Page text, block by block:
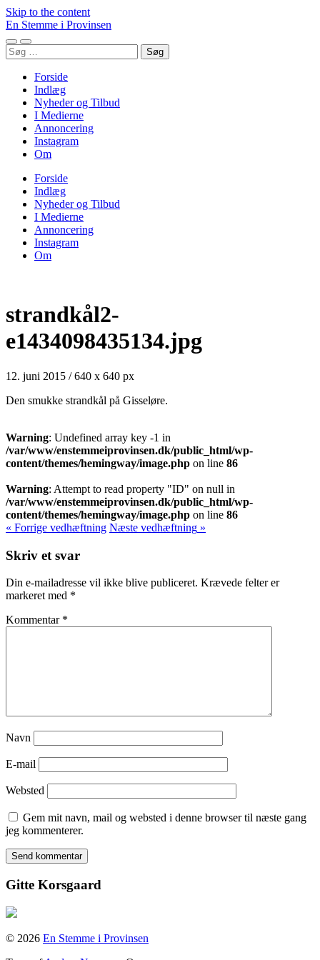
Skip to the content
En Stemme i Provinsen
Toggle
mobile
Toggle
search
Søg
efter:
Forside
Indlæg
Nyheder og Tilbud
I Medierne
Annoncering
Instagram
Om
Forside
Indlæg
Nyheder og Tilbud
I Medierne
Annoncering
Instagram
Om
strandkål2-
e1434098435134.jpg
12. juni 2015 /640 x 640 px
Den smukke strandkål på Gisseløre.
Warning: Undefined array key -1 in
/var/www/enstemmeiprovinsen.dk/public_html/wp-
content/themes/hemingway/image.php on line 86
Warning: Attempt to read property "ID" on null in
/var/www/enstemmeiprovinsen.dk/public_html/wp-
content/themes/hemingway/image.php on line 86
« Forrige vedhæftning Næste vedhæftning »
Skriv et svar
Din e-mailadresse vil ikke blive publiceret. Krævede felter er
markeret med *
Kommentar *
Navn
E-mail
Websted
Gem mit navn, mail og websted i denne browser til næste gang
jeg kommenterer.
Gitte Korsgaard
© 2026 En Stemme i Provinsen